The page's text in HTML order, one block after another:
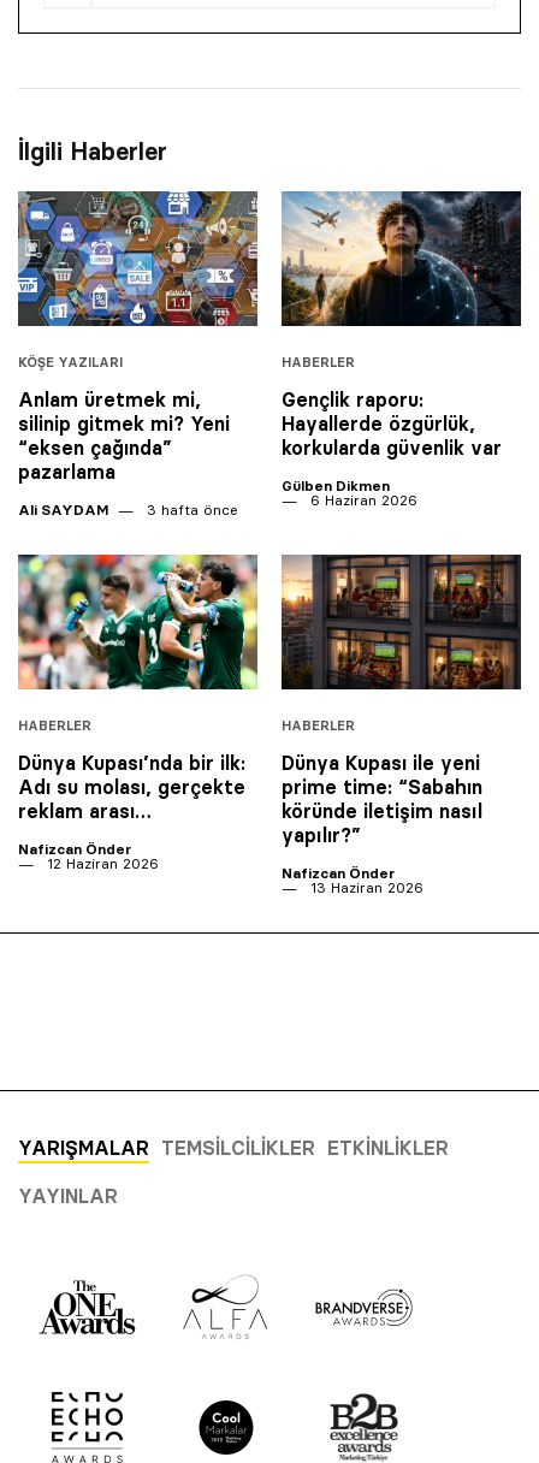
İlgili Haberler
KÖŞE YAZILARI
Anlam üretmek mi,
silinip gitmek mi? Yeni
“eksen çağında”
pazarlama
Ali SAYDAM 3 hafta önce
HABERLER
Gençlik raporu:
Hayallerde özgürlük,
korkularda güvenlik var
Gülben Dikmen
6 Haziran 2026
HABERLER
Dünya Kupası’nda bir ilk:
Adı su molası, gerçekte
reklam arası…
Nafizcan Önder
12 Haziran 2026
HABERLER
Dünya Kupası ile yeni
prime time: “Sabahın
köründe iletişim nasıl
yapılır?”
Nafizcan Önder
13 Haziran 2026
YARIŞMALAR TEMSILCILIKLER ETKINLIKLER
YAYINLAR